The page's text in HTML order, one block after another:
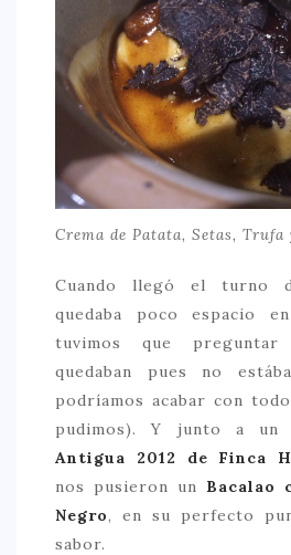
Crema de Patata, Setas, Trufa
Cuando llegó el turno
quedaba poco espacio
tuvimos que preguntar
quedaban pues no
podríamos acabar con
pudimos). Y junto a un
Antigua 2012 de Finca
nos pusieron un Bacalao
Negro, en su perfecto
sabor.